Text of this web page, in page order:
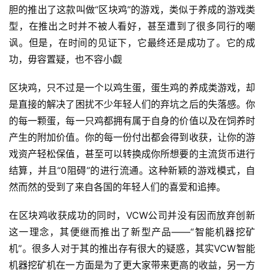
胆的推出了这款叫做“区块鸡”的游戏，类似于养成的游戏类
型，在推出之时并不被人看好，甚至遭到了很多同行的嘲
讽。但是，在时间的见证下，它最终还是成功了。它的成
功，毋容置疑，也不容小觑
区块鸡，只不过是一个以鸡生蛋，蛋生鸡的养成类游戏，却
是直接的解决了困扰不少年轻人们的弃坑之后的失落感。你
的每一颗蛋，每一只鸡都拥有属于自身的价值以及在饲养时
产生的附加价值。你的每一份付出都会得到收获，让你的游
戏资产轻松保值，甚至可以转换成你所想要的主流货币进行
结算，并且“0阻碍”的进行流通。这种新颖的游戏模式，自
然而然的受到了来自各国的年轻人们的喜爱和追捧。
在区块鸡收获成功的同时，VCW公司并没有因而放弃创新
这一理念，其便继而推出了新型产品——“智能机器挖矿
机”。很多人对于其的推出存有很大的疑惑，其实VCW智能
机器挖矿机在一方面是为了更大家带来更高的收益，另一方